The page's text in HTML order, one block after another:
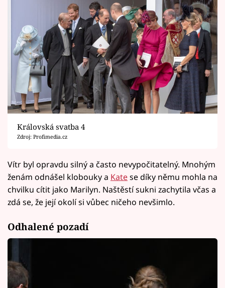
Královská svatba 4
Zdroj: Profimedia.cz
Vítr byl opravdu silný a často nevypočitatelný. Mnohým
ženám odnášel klobouky a Katese díky němu mohla na
chvilku cítit jako Marilyn. Naštěstí sukni zachytila včas a
zdá se, že její okolí si vůbec ničeho nevšimlo.
Odhalené pozadí